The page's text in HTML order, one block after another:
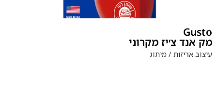
Gusto
מק אנד צ׳יז מקרוני
עיצוב אריזות / מיתוג